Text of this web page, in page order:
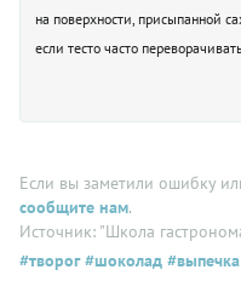
на поверхности, присыпанной
если тесто часто
Если вы заметили ошибку
сообщите нам.
Источник: "Школа
#творог#шоколад #выпечка